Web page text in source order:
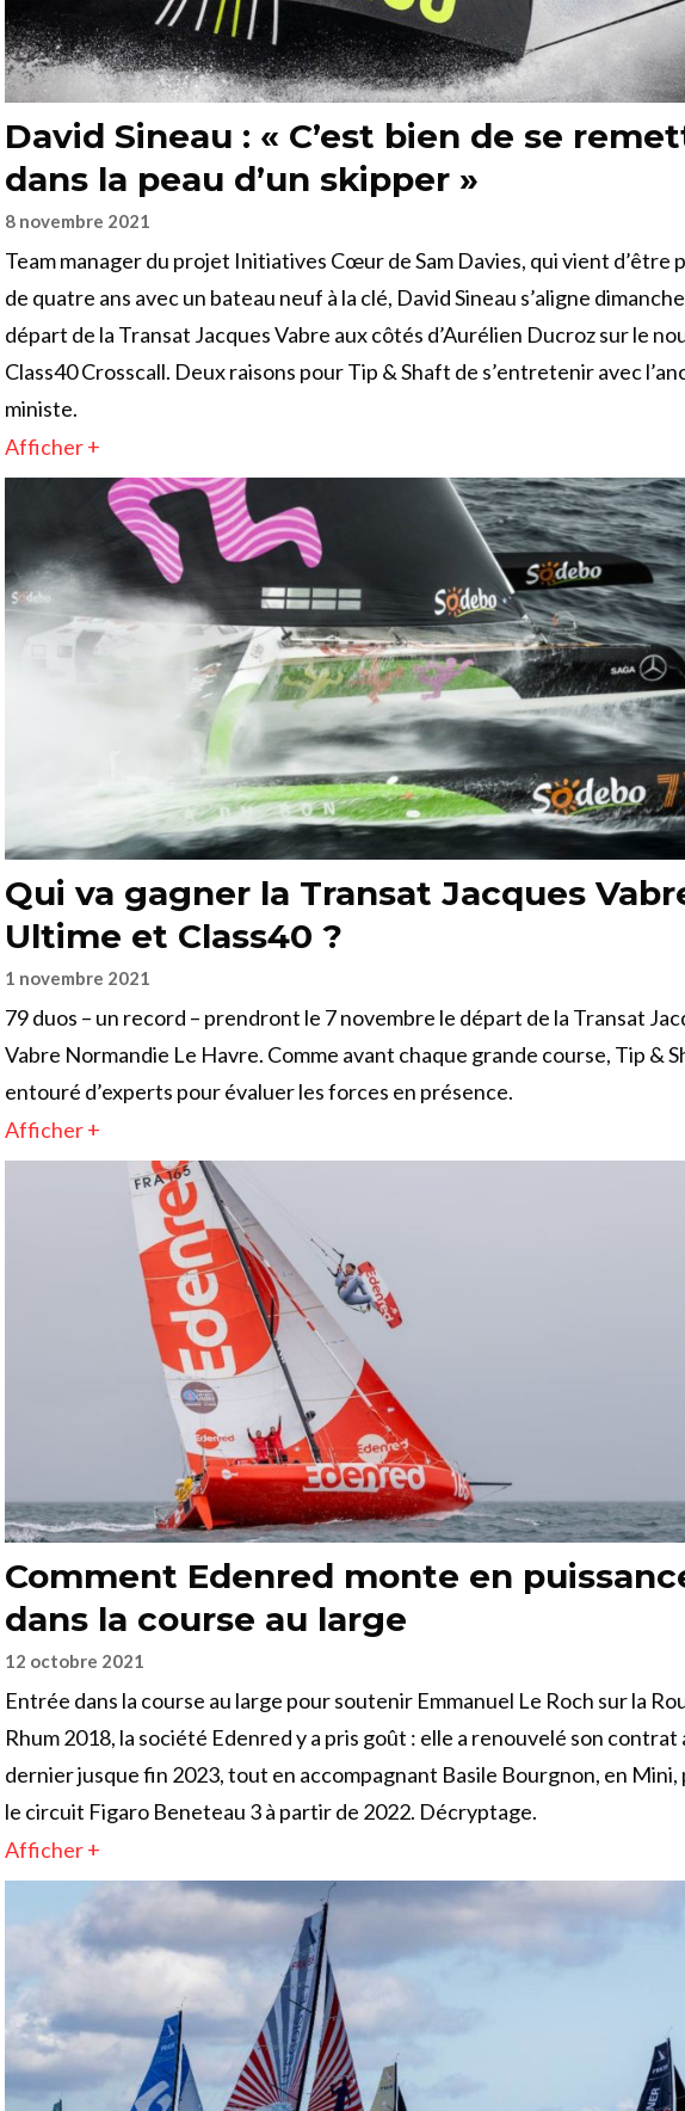
David Sineau : « C’est bien de se
dans la peau d’un skipper »
8 novembre 2021
Team manager du projet Initiatives Cœur de Sam Davies, qui vient d’être
de quatre ans avec un bateau neuf à la clé, David Sineau s’aligne
départ de la Transat Jacques Vabre aux côtés d’Aurélien Ducroz sur le
Class40 Crosscall. Deux raisons pour Tip & Shaft de s’entretenir avec
ministe.
Afficher +
Qui va gagner la Transat Jacques
Ultime et Class40 ?
1 novembre 2021
79 duos – un record – prendront le 7 novembre le départ de la Transat
Vabre Normandie Le Havre. Comme avant chaque grande course, Tip &
entouré d’experts pour évaluer les forces en présence.
Afficher +
Comment Edenred monte en
dans la course au large
12 octobre 2021
Entrée dans la course au large pour soutenir Emmanuel Le Roch sur la
Rhum 2018, la société Edenred y a pris goût : elle a renouvelé son contrat
dernier jusque fin 2023, tout en accompagnant Basile Bourgnon, en Mini,
le circuit Figaro Beneteau 3 à partir de 2022. Décryptage.
Afficher +